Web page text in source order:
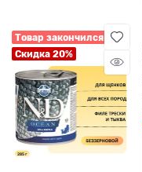
Товар закончился
Скидка 20%